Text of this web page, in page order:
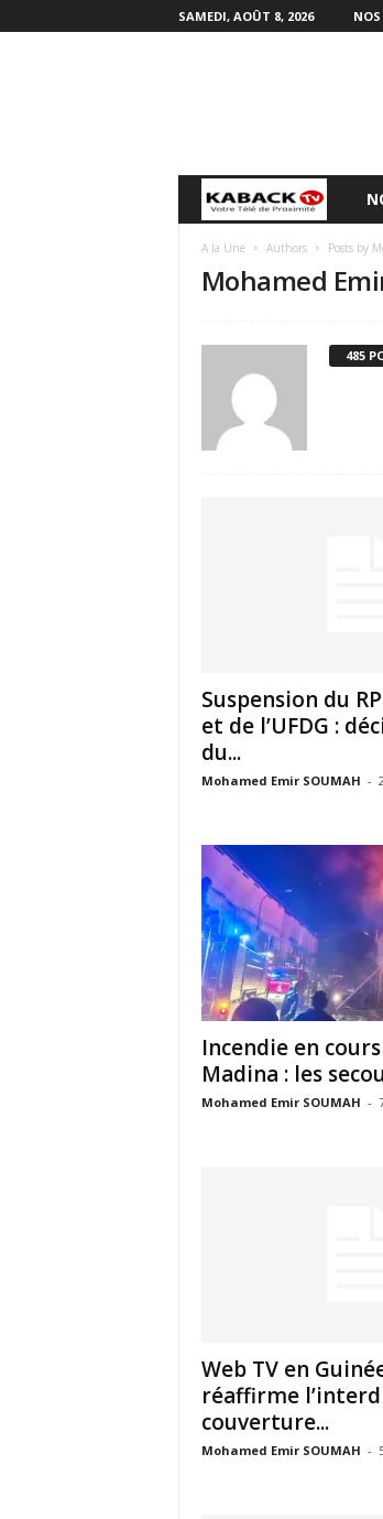
SAMEDI, AOÛT 8, 2026
i
e
n
r
k
k
t
e
A la Une Authors Posts by
Mohamed
485
Suspension du
et de l’UFDG :
du...
Mohamed Emir SOUMAH -
Incendie en
Madina : les
Mohamed Emir SOUMAH -
Web TV en
réaffirme
couverture...
Mohamed Emir SOUMAH -